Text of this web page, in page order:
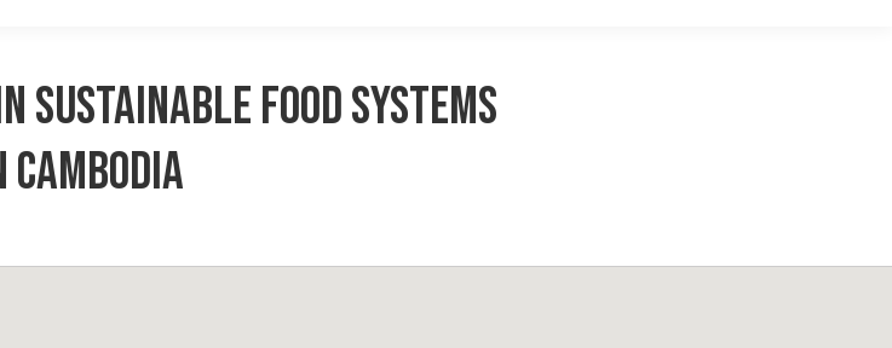
Sustainable Food Systems
Cambodia